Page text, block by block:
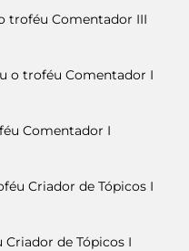
troféu Comentador III
o troféu Comentador I
Comentador I
Criador de Tópicos I
de Tópicos I